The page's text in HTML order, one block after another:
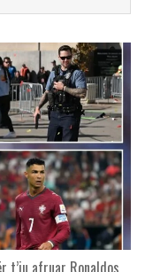
t’iu afruar Ronaldos